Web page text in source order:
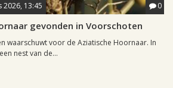
2026, 13:45 0
gevonden in Voorschoten
waarschuwt voor de Aziatische Hoornaar. In
nest van de...